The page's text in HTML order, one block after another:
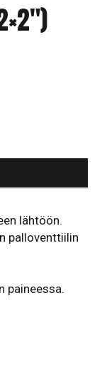
lähtöön.
palloventtiilin
paineessa.